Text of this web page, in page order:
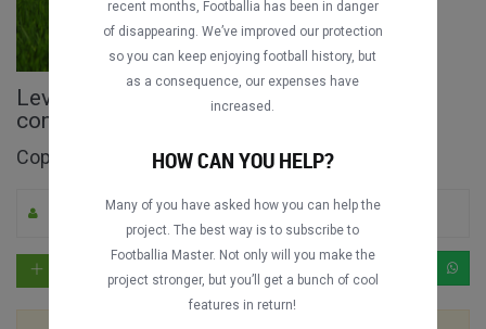
Levante UD vs. Rayo Vallecano jogo
completo
Copa del Rey 1989-1990
Por M. Apicella 0 369 Espanhol
recent months, Footballia has been in danger
of disappearing. We’ve improved our protection
so you can keep enjoying football history, but
as a consequence, our expenses have
increased.
HOW CAN YOU HELP?
Many of you have asked how you can help the
project. The best way is to subscribe to
Footballia Master. Not only will you make the
project stronger, but you’ll get a bunch of cool
features in return!